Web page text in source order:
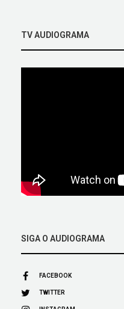
TV AUDIOGRAMA
SIGA O AUDIOGRAMA
FACEBOOK
TWITTER